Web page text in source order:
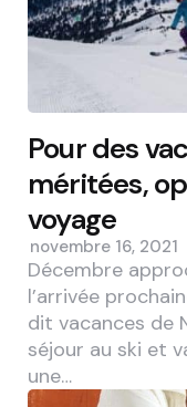
Pour des
méritées,
voyage
novembre 16, 2021
Décembre
l’arrivée
dit vacances de
séjour au ski et
une…